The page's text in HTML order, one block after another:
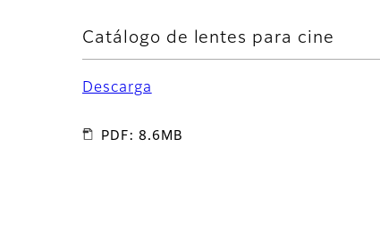
Catálogo de lentes para cine
Descarga
PDF: 8.6MB